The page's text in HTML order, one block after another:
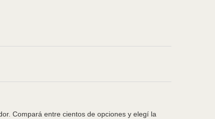
Compará entre cientos de opciones y elegí la